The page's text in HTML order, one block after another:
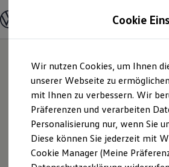
Hauptinhalt
springen
Footer
springen
Modelle und Konfigurator
Modelle vergleichen
Elektroautos
ENERGY Sondermodelle
Nutzfahrzeuge
SUV und CUV
Familienautos
Kombis
Kompaktwagen
Sportwagen
Schnell verfügbare Fahrzeuge
Cookie
Wir nutzen Cookies, um Ihnen
unserer Webseite zu
mit Ihnen zu verbessern. Wir
Präferenzen und verarbeiten
Personalisierung nur, wenn Sie
Diese können Sie jederzeit mit
Cookie Manager (Meine